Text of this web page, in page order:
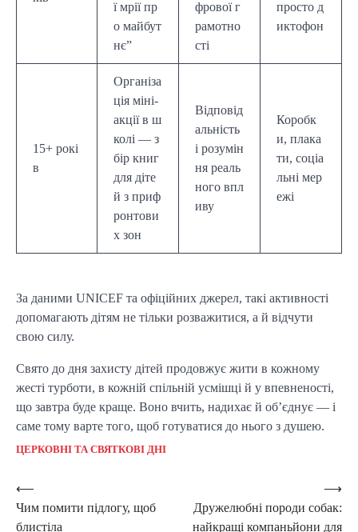
ї мрії пр
о майбут
нє”
фрової г
рамотно
сті
просто д
иктофон
15+ рокі
в
Організа
ція міні-
акції в ш
колі — з
бір книг
для діте
й з приф
ронтови
х зон
Відповід
альність
і розумін
ня реаль
ного впл
иву
Коробк
и, плака
ти, соціа
льні мер
ежі
За даними UNICEF та офіційних джерел, такі активності
допомагають дітям не тільки розважитися, а й відчути
свою силу.
Свято до дня захисту дітей продовжує жити в кожному
жесті турботи, в кожній спільній усмішці й у впевненості,
що завтра буде краще. Воно вчить, надихає й об’єднує — і
саме тому варте того, щоб готуватися до нього з душею.
ЦЕРКОВНІ ТА СВЯТКОВІ ДНІ
Post
navigation
⟵
Чим помити підлогу, щоб
блистіла
Дружелюбні породи собак:
найкращі компаньйони для
⟶